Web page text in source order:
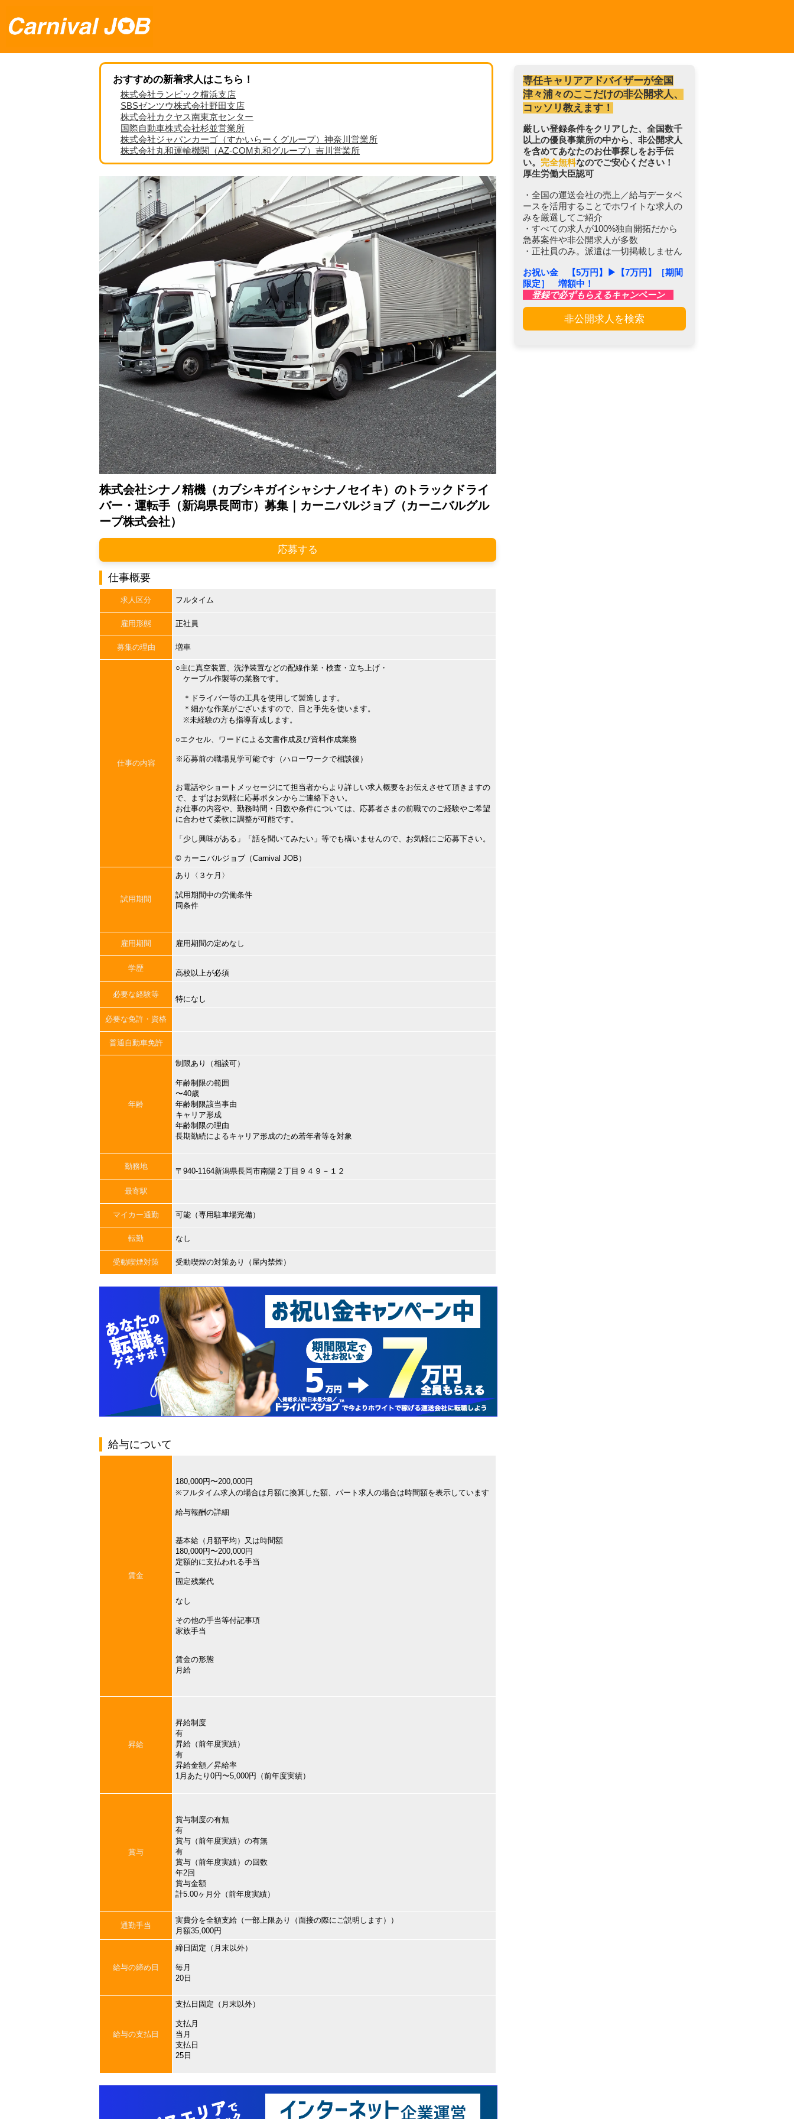
おすすめの新着求人はこちら！
株式会社ランビック横浜支店
SBSゼンツウ株式会社野田支店
株式会社カクヤス南東京センター
国際自動車株式会社杉並営業所
株式会社ジャパンカーゴ（すかいらーくグループ）神奈川営業所
株式会社丸和運輸機関（AZ-COM丸和グループ）吉川営業所
株式会社シナノ精機（カブシキガイシャシナノセイキ）のトラックドライ
バー・運転手（新潟県長岡市）募集｜カーニバルジョブ（カーニバルグル
ープ株式会社）
応募する
仕事概要
求人区分 フルタイム
雇用形態 正社員
募集の理由 増車
仕事の内容
○主に真空装置、洗浄装置などの配線作業・検査・立ち上げ・
ケーブル作製等の業務です。
＊ドライバー等の工具を使用して製造します。
＊細かな作業がございますので、目と手先を使います。
※未経験の方も指導育成します。
○エクセル、ワードによる文書作成及び資料作成業務
※応募前の職場見学可能です（ハローワークで相談後）
お電話やショートメッセージにて担当者からより詳しい求人概要をお伝えさせて頂きますの
で、まずはお気軽に応募ボタンからご連絡下さい。
お仕事の内容や、勤務時間・日数や条件については、応募者さまの前職でのご経験やご希望
に合わせて柔軟に調整が可能です。
「少し興味がある」「話を聞いてみたい」等でも構いませんので、お気軽にご応募下さい。
©︎ カーニバルジョブ（Carnival JOB）
試用期間
あり〈３ケ月〉
試用期間中の労働条件
同条件
雇用期間 雇用期間の定めなし
学歴
高校以上が必須
必要な経験等
特になし
必要な免許・資格
普通自動車免許
年齢
制限あり（相談可）
年齢制限の範囲
〜40歳
年齢制限該当事由
キャリア形成
年齢制限の理由
長期勤続によるキャリア形成のため若年者等を対象
勤務地
〒940-1164新潟県長岡市南陽２丁目９４９－１２
最寄駅
マイカー通勤 可能（専用駐車場完備）
転勤 なし
受動喫煙対策 受動喫煙の対策あり（屋内禁煙）
給与について
賃金
180,000円〜200,000円
※フルタイム求人の場合は月額に換算した額、パート求人の場合は時間額を表示しています
給与報酬の詳細
基本給（月額平均）又は時間額
180,000円〜200,000円
定額的に支払われる手当
–
固定残業代
なし
その他の手当等付記事項
家族手当
賃金の形態
月給
昇給
昇給制度
有
昇給（前年度実績）
有
昇給金額／昇給率
1月あたり0円〜5,000円（前年度実績）
賞与
賞与制度の有無
有
賞与（前年度実績）の有無
有
賞与（前年度実績）の回数
年2回
賞与金額
計5.00ヶ月分（前年度実績）
通勤手当
実費分を全額支給（一部上限あり（面接の際にご説明します））
月額35,000円
給与の締め日
締日固定（月末以外）
毎月
20日
給与の支払日
支払日固定（月末以外）
支払月
当月
支払日
25日
専任キャリアアドバイザーが全国
津々浦々のここだけの非公開求人、
コッソリ教えます！
厳しい登録条件をクリアした、全国数千
以上の優良事業所の中から、非公開求人
を含めてあなたのお仕事探しをお手伝
い。 完全無料なのでご安心ください！
厚生労働大臣認可
・全国の運送会社の売上／給与データベ
ースを活用することでホワイトな求人の
みを厳選してご紹介
・すべての求人が100%独自開拓だから
急募案件や非公開求人が多数
・正社員のみ。派遣は一切掲載しません
お祝い金 【5万円】▶︎【7万円】［期間
限定］ 増額中！
登録で必ずもらえるキャンペーン
非公開求人を検索